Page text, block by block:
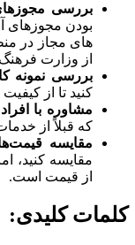
بررسی
بودن مجوزهای
های مجاز در
از وزارت
بررسی نمونه
کنید تا از
مشاوره با
که قبلاً از
مقایسه
مقایسه کنید،
از قیمت است.
کلمات کلیدی: